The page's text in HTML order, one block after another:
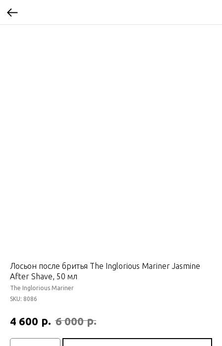
Лосьон после бритья The Inglorious Mariner Jasmine
After Shave, 50 мл
The Inglorious Mariner
SKU: 8086
4 600 р. 6 000 р.